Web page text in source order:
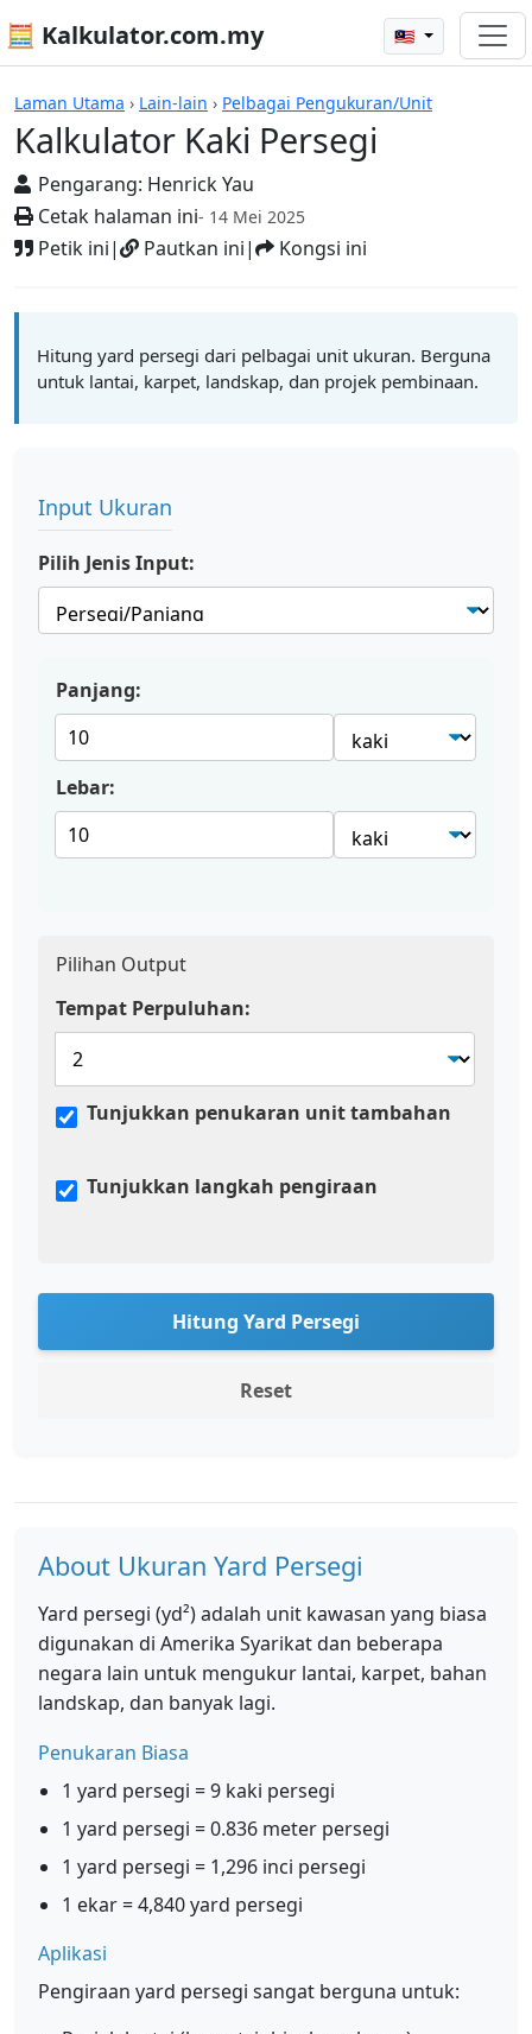
🧮 Kalkulator.com.my 🇲🇾
Laman Utama › Lain-lain › Pelbagai Pengukuran/Unit
Kalkulator Kaki Persegi
Pengarang: Henrick Yau
Cetak halaman ini- 14 Mei 2025
Petik ini| Pautkan ini| Kongsi ini
Kalkulator
Hitung yard persegi dari pelbagai unit ukuran. Berguna
untuk lantai, karpet, landskap, dan projek pembinaan.
Input Ukuran
Pilih Jenis Input:
Panjang:
Lebar:
Pilihan Output
Tempat Perpuluhan:
Tunjukkan penukaran unit tambahan
Tunjukkan langkah pengiraan
Hitung Yard Persegi
Reset
About Ukuran Yard Persegi
Yard persegi (yd²) adalah unit kawasan yang biasa
digunakan di Amerika Syarikat dan beberapa
negara lain untuk mengukur lantai, karpet, bahan
landskap, dan banyak lagi.
Penukaran Biasa
1 yard persegi = 9 kaki persegi
1 yard persegi = 0.836 meter persegi
1 yard persegi = 1,296 inci persegi
1 ekar = 4,840 yard persegi
Aplikasi
Pengiraan yard persegi sangat berguna untuk: